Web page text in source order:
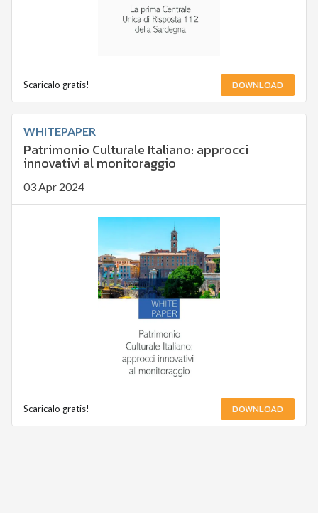
Scaricalo gratis! DOWNLOAD
WHITEPAPER
Patrimonio Culturale Italiano: approcci
innovativi al monitoraggio
03 Apr 2024
Scaricalo gratis! DOWNLOAD